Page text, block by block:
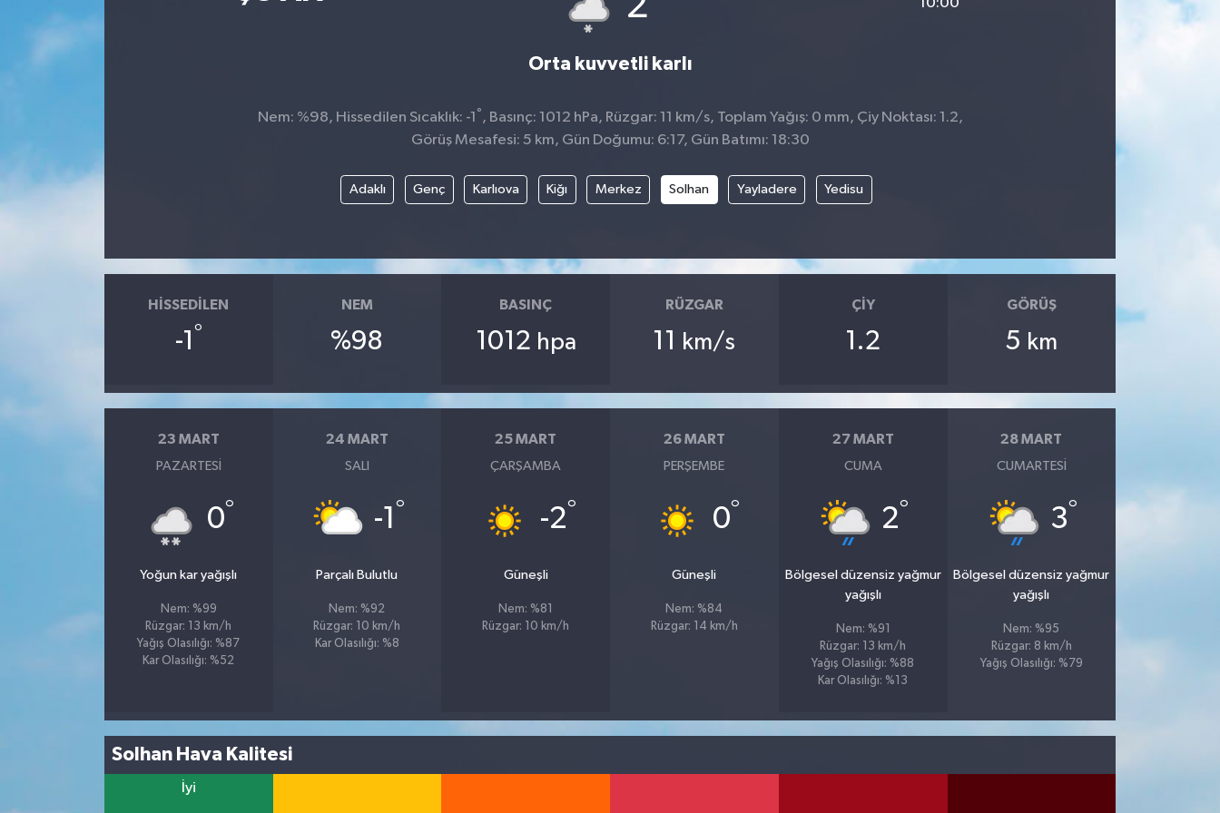
Orta kuvvetli karlı
Nem: %98, Hissedilen Sıcaklık: -1 ° , Basınç: 1012 hPa, Rüzgar: 11 km/s, Toplam Yağış: 0 mm, Çiy Noktası: 1.2,
Görüş Mesafesi: 5 km, Gün Doğumu: 6:17, Gün Batımı: 18:30
Adaklı Genç Karlıova Kiğı Merkez Solhan Yayladere Yedisu
HISSEDILEN
-1 °
NEM
%98
BASINÇ
1012 hpa
RÜZGAR
11 km/s
ÇIY
1.2
GÖRÜŞ
5 km
23 MART
PAZARTESI
0°
Yoğun kar yağışlı
Nem: %99
Rüzgar: 13 km/h
Yağış Olasılığı: %87
Kar Olasılığı: %52
24 MART
SALI
-1 °
Parçalı Bulutlu
Nem: %92
Rüzgar: 10 km/h
Kar Olasılığı: %8
25 MART
ÇARŞAMBA
-2°
Güneşli
Nem: %81
Rüzgar: 10 km/h
26 MART
PERŞEMBE
0°
Güneşli
Nem: %84
Rüzgar: 14 km/h
27 MART
CUMA
2°
Bölgesel düzensiz yağmur
yağışlı
Nem: %91
Rüzgar: 13 km/h
Yağış Olasılığı: %88
Kar Olasılığı: %13
28 MART
CUMARTESI
3°
Bölgesel düzensiz yağmur
yağışlı
Nem: %95
Rüzgar: 8 km/h
Yağış Olasılığı: %79
Solhan Hava Kalitesi
İyi
Yaşam